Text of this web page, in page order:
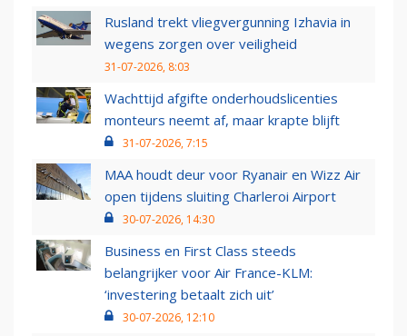
Rusland trekt vliegvergunning Izhavia in
wegens zorgen over veiligheid
31-07-2026, 8:03
Wachttijd afgifte onderhoudslicenties
monteurs neemt af, maar krapte blijft
31-07-2026, 7:15
MAA houdt deur voor Ryanair en Wizz Air
open tijdens sluiting Charleroi Airport
30-07-2026, 14:30
Business en First Class steeds
belangrijker voor Air France-KLM:
‘investering betaalt zich uit’
30-07-2026, 12:10